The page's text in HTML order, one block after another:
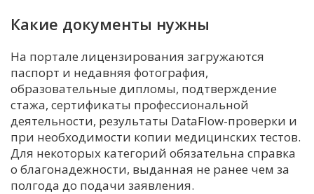
Какие документы нужны
На портале лицензирования загружаются
паспорт и недавняя фотография,
образовательные дипломы, подтверждение
стажа, сертификаты профессиональной
деятельности, результаты DataFlow-проверки и
при необходимости копии медицинских тестов.
Для некоторых категорий обязательна справка
о благонадежности, выданная не ранее чем за
полгода до подачи заявления.